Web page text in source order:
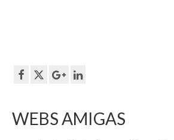
WEBS AMIGAS